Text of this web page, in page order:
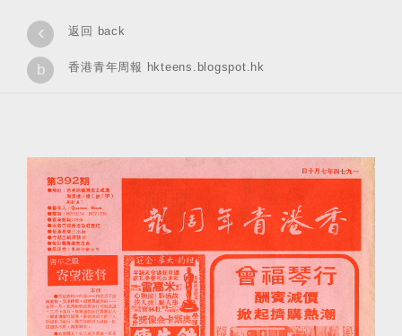
‹ 返回 back
b 香港青年周報 hkteens.blogspot.hk